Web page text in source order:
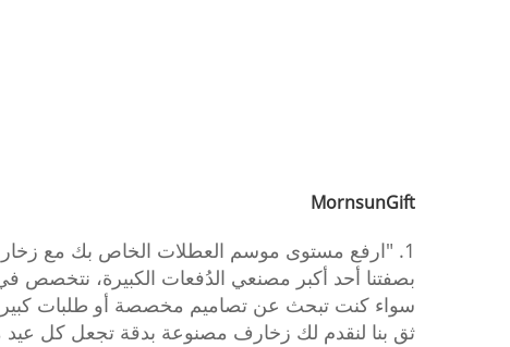
MornsunGift
1. "ارفع مستوى موسم العطلات الخاص بك مع زخارف عيد الميلاد الخزفية المصممة حسب الطلب والمتميزة.
بصفتنا أحد أكبر مصنعي الدُفعات الكبيرة، نتخصص
سواء كنت تبحث عن تصاميم مخصصة أو طلبات
ثق بنا لنقدم لك زخارف مصنوعة بدقة تجعل كل عيد